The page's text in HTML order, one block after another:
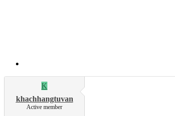
K
khachhangtuvan
Active member